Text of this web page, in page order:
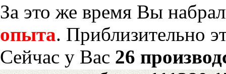
За это же время Вы
опыта. Приблизительно
Сейчас у Вас 26